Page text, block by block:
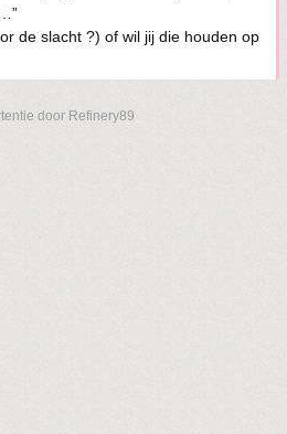
de slacht ?) of wil jij die houden op
door Refinery89